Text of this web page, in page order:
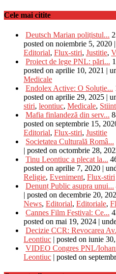
Cele mai citite
Deutsch Marian polițistul...
posted on noiembrie 5, 2020 |
Editorial, Flux-stiri, Justitie,
Proiect de lege PNL: pări...
posted on aprilie 10, 2021 |
Medicale
Endolex Active: O Soluție...
posted on aprilie 29, 2025 |
stiri, leontiuc, Medicale,
Mafia finlandeză din serv...
posted on septembrie 15,
Editorial, Flux-stiri, Justitie
Societatea Culturală Româ...
| posted on octombrie 28,
Tinu Leontiuc a plecat la...
posted on aprilie 7, 2020 |
Religie, Eveniment, Flux-stiri
Denunț Public asupra unui...
| posted on decembrie 20,
News, Editorial, Editoriale,
Cannes Film Festival: Ce...
posted on mai 19, 2024 |
Decizie CCR: Revocarea
Leontiuc | posted on iunie
VIDEO Congres PNL/
Leontiuc | posted on